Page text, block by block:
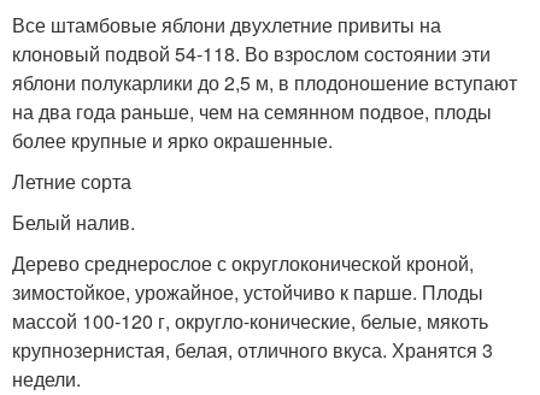
Все штамбовые яблони двухлетние привиты на
клоновый подвой 54-118. Во взрослом состоянии эти
яблони полукарлики до 2,5 м, в плодоношение вступают
на два года раньше, чем на семянном подвое, плоды
более крупные и ярко окрашенные.
Летние сорта
Белый налив.
Дерево среднерослое с округлоконической кроной,
зимостойкое, урожайное, устойчиво к парше. Плоды
массой 100-120 г, округло-конические, белые, мякоть
крупнозернистая, белая, отличного вкуса. Хранятся 3
недели.